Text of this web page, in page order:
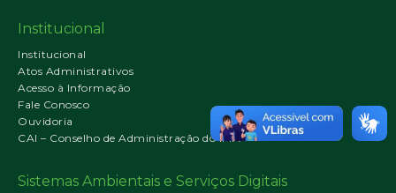
Institucional
Institucional
Atos Administrativos
Acesso à Informação
Fale Conosco
Ouvidoria
CAI – Conselho de Administração do IMA
Sistemas Ambientais e Serviços Digitais